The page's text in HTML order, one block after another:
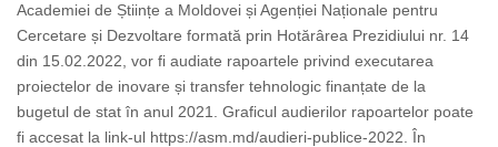
Academiei de Științe a Moldovei și Agenției Naționale pentru
Cercetare și Dezvoltare formată prin Hotărârea Prezidiului nr. 14
din 15.02.2022, vor fi audiate rapoartele privind executarea
proiectelor de inovare și transfer tehnologic finanțate de la
bugetul de stat în anul 2021. Graficul audierilor rapoartelor poate
fi accesat la link-ul https://asm.md/audieri-publice-2022. În